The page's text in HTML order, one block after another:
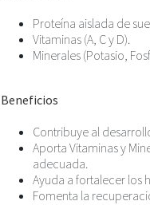
Proteína aislada de
Vitaminas (A, C y D).
Minerales (Potasio,
Beneficios
Contribuye al
Aporta Vitaminas y
adecuada.
Ayuda a fortalecer los
Fomenta la